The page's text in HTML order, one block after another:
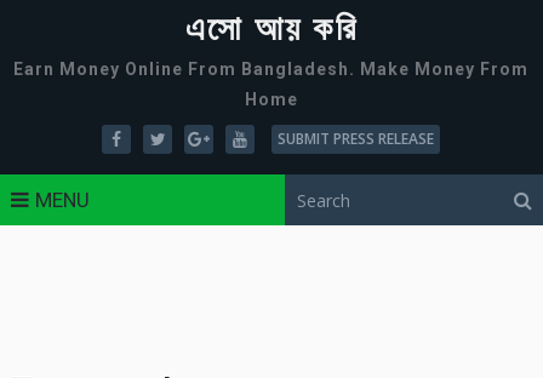
এসো আয় করি
Earn Money Online From Bangladesh. Make Money From
Home
SUBMIT PRESS RELEASE
MENU